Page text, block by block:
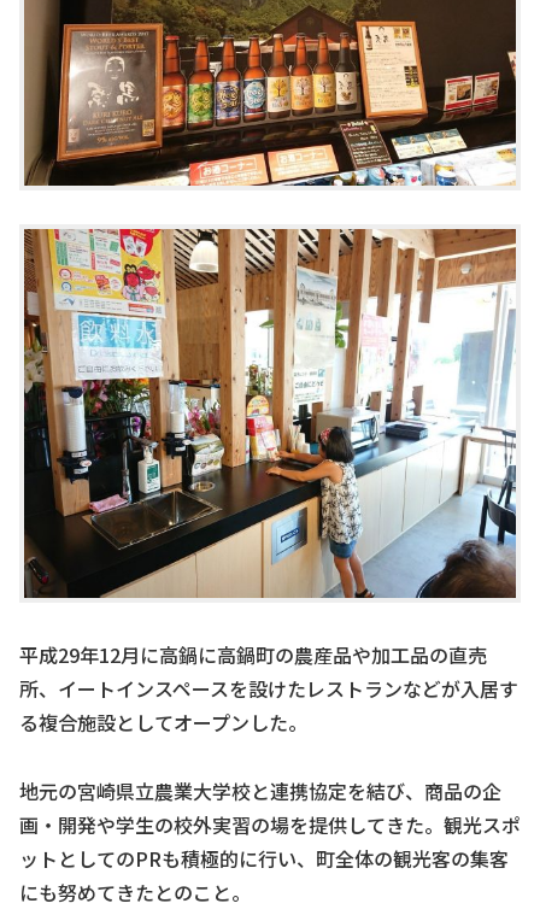
平成29年12月に高鍋に高鍋町の農産品や加工品の直売
所、イートインスペースを設けたレストランなどが入居す
る複合施設としてオープンした。
地元の宮崎県立農業大学校と連携協定を結び、商品の企
画・開発や学生の校外実習の場を提供してきた。観光スポ
ットとしてのPRも積極的に行い、町全体の観光客の集客
にも努めてきたとのこと。